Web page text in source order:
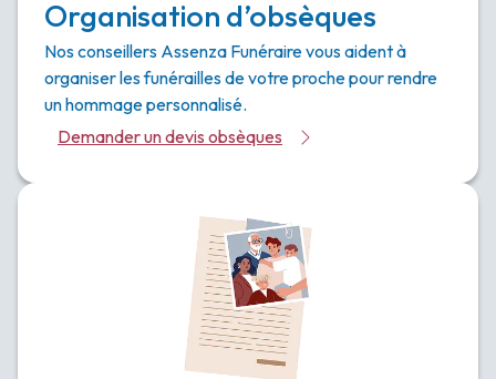
Organisation d’obsèques
Nos conseillers Assenza Funéraire vous aident à
organiser les funérailles de votre proche pour rendre
un hommage personnalisé.
Demander un devis obsèques